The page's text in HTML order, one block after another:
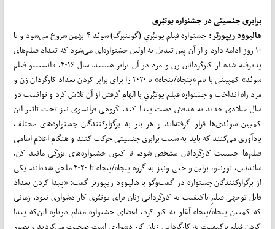
برابری جنسیتی در جشنواره یوتبُری
هالیوود ریپورتر:
جشنواره فیلم یوتبُریِ (گوتنبرگ) سوئد ۴ بهمن شروع می‌شود و تا
۱۰ روز ادامه دارد و از آن پس تبدیل به اولین جشنواره‌ای می‌شود که تعداد فیلم‌های
پذیرفته شده از کارگردانان زن و مرد در آن برابر هستند. سال ۲۰۱۶، «انستیتو فیلم
سوئد» کمپینی با نام «پنجاه/پنجاه» تا ۲۰۲۰ را برای برابر کردن تعداد کارگردان زن و
مرد راه انداخت و جشنواره فیلم یوتبُریِ با الهام گرفتن از آن تلاش کرد و توانست در
سال میلادی جدید به هدفش دست پیدا کند. گروهی فرانسوی نیز تحت تاثیر این
کمپین سوئدی‌ها قرار گرفته‌اند و هر بار به برگزارکنندگان جشنواره‌های مختلف
یادآوری می‌کنند که باید به سمت برابری جنسیتی حرکت کنند و هنگام اعلام اسامی
فیلم‌ها جنسیت کارگردانان مشخص شود. تا کنون جشنواره‌های بزرگی مانند کن،
ساندنس، تورنتو، برلین و حتی ونیز به گروه پنجاه/پنجاه تا ۲۰۲۰ ملحق شده‌اند. یکی
از برگزارکنندگان جشنواره در گفت‌وگو با هالیوود ریپورتر گفت: «پیدا کردن تعداد
قابل توجهی فیلمِ باکیفیت به کارگردانی زنان برای یوتبُری کار دشواری نبود. زمانی
که کمپین پنجاه/پنجاه آغاز به کار کرد، اعضای جشنواره مدام درباره این‌که پیدا
کردن فیلم باکیفیت به کارگردانی زنان کار دشواری است صحبت می‌کردند و تصور